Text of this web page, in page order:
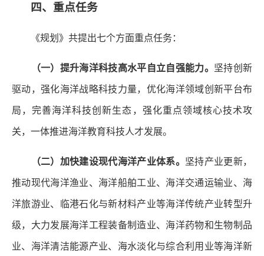
四、重点任务
《规划》共提出七个方面重点任务：
（一）提升海洋科技高水平自立自强能力。 坚持创新
驱动，强化海洋战略科技力量，优化海洋领域创新平台布
局，完善海洋科技创新生态，强化重点领域核心技术攻
关，一体推进海洋教育科技人才发展。
（二）加快建设现代海洋产业体系。 坚持产业更新，
推动现代海洋渔业、海洋船舶工业、海洋交通运输业、海
洋旅游业、临港石化与新材料产业等海洋传统产业转型升
级，大力发展海洋工程装备制造业、海洋药物和生物制品
业、海洋清洁能源产业、海水淡化与综合利用业等海洋新